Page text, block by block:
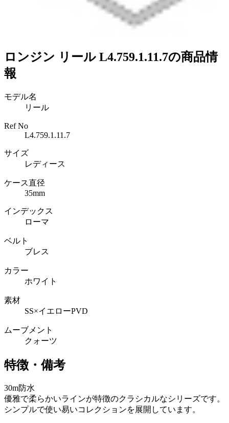
ロンジン リール L4.759.1.11.7の商品情
報
モデル名
リール
Ref No
L4.759.1.11.7
サイズ
レディース
ケース直径
35mm
インデックス
ローマ
ベルト
ブレス
カラー
ホワイト
素材
SS×イエローPVD
ムーブメント
クォーツ
特徴・備考
30m防水
優雅で柔らかいラインが特徴のクラシカルなシリーズです。
シンプルで使い易いコレクションを展開しています。